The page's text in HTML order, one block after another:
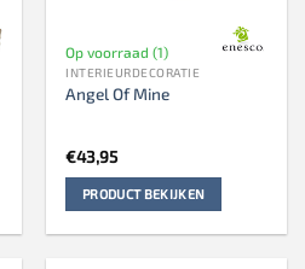
Op voorraad (1)
INTERIEURDECORATIE
Angel Of Mine
€43,95
PRODUCT BEKIJKEN